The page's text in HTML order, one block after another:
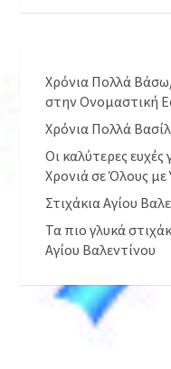
Χρόνια Πολλά
στην Ονομαστική
Χρόνια Πολλά
Οι καλύτερες
Χρονιά σε Όλους με
Στιχάκια Αγίου
Τα πιο γλυκά
Αγίου Βαλεντίνου